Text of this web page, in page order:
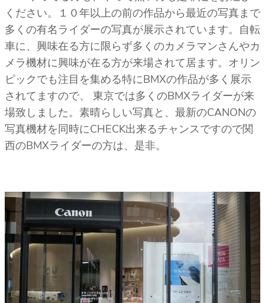
ください。１０年以上の前の作品から最近の写真まで
多くの有名ライダーの写真が展示されています。自転
車に、興味在る方に限らず多くのカメラマンさんやカ
メラ機材に興味が在る方が来場されて居ます。オリン
ピックでも注目を集める特にBMXの作品が多く展示
されてますので、 東京では多くのBMXライダーが来
場致しました。素晴らしい写真と、最新のCANONの
写真機材を同時にCHECK出来るチャンスですので関
西のBMXライダーの方は、是非。